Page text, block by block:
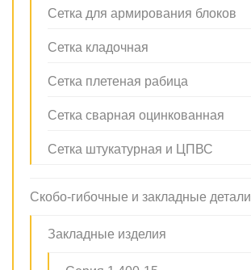
Сетка для армирования блоков
Сетка кладочная
Сетка плетеная рабица
Сетка сварная оцинкованная
Сетка штукатурная и ЦПВС
Скобо-гибочные и закладные детали
Закладные изделия